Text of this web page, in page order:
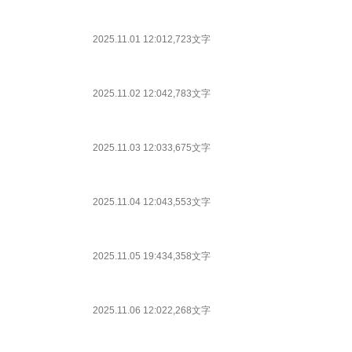
2025.11.01 12:012,723文字
2025.11.02 12:042,783文字
2025.11.03 12:033,675文字
2025.11.04 12:043,553文字
2025.11.05 19:434,358文字
2025.11.06 12:022,268文字